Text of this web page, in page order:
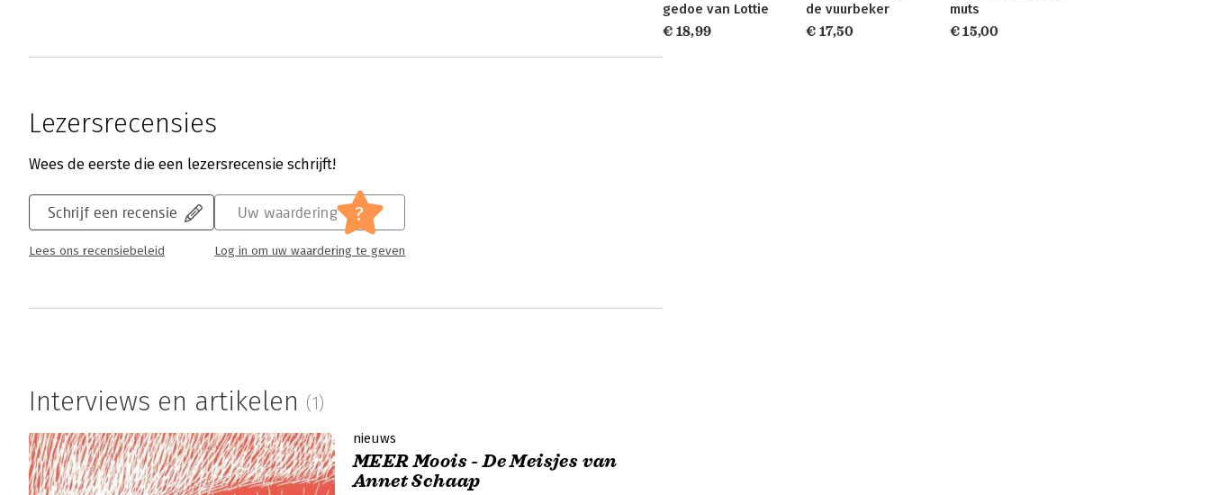
Lezersrecensies
Wees de eerste die een lezersrecensie schrijft!
Schrijf een recensie
Lees ons recensiebeleid
Uw waardering ?
Log in om uw waardering te geven
Interviews en artikelen (1)
nieuws
MEER Moois - De Meisjes van
Annet Schaap
gedoe van Lottie
€ 18,99
de vuurbeker
€ 17,50
muts
€ 15,00